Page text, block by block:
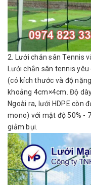
2. Lưới chắn sân Tennis
Lưới chắn sân tennis
(có kích thước và độ
khoảng 4cm×4cm. Độ
Ngoài ra, lưới HDPE còn
mono) với mật độ 50% -
giảm bụi.